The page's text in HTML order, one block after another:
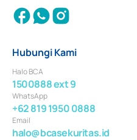
Hubungi Kami
Halo BCA
1500888 ext 9
WhatsApp
+62 819 1950 0888
Email
halo@bcasekuritas.id